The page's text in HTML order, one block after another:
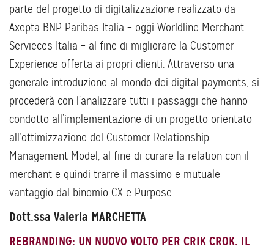
parte del progetto di digitalizzazione realizzato da
Axepta BNP Paribas Italia – oggi Worldline Merchant
Servieces Italia – al fine di migliorare la Customer
Experience offerta ai propri clienti. Attraverso una
generale introduzione al mondo dei digital payments, si
procederà con l’analizzare tutti i passaggi che hanno
condotto all’implementazione di un progetto orientato
all’ottimizzazione del Customer Relationship
Management Model, al fine di curare la relation con il
merchant e quindi trarre il massimo e mutuale
vantaggio dal binomio CX e Purpose.
Dott.ssa Valeria MARCHETTA
REBRANDING: UN NUOVO VOLTO PER CRIK CROK. IL